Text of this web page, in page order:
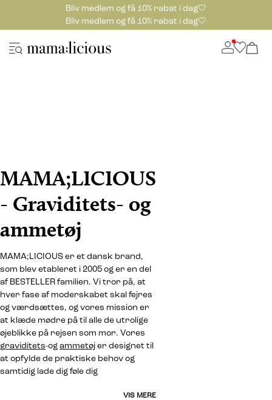
Bliv medlem og få 10% rabat i dag🤍
Bliv medlem og få 10% rabat i dag🤍
MAMA;LICIOUS
- Graviditets- og
ammetøj
MAMA;LICIOUS er et dansk brand,
som blev etableret i 2005 og er en del
af BESTELLER familien. Vi tror på, at
hver fase af moderskabet skal fejres
og værdsættes, og vores mission er
at klæde mødre på til alle de utrolige
øjeblikke på rejsen som mor. Vores
graviditets-og ammetøj er designet til
at opfylde de praktiske behov og
samtidig lade dig føle dig
VIS MERE